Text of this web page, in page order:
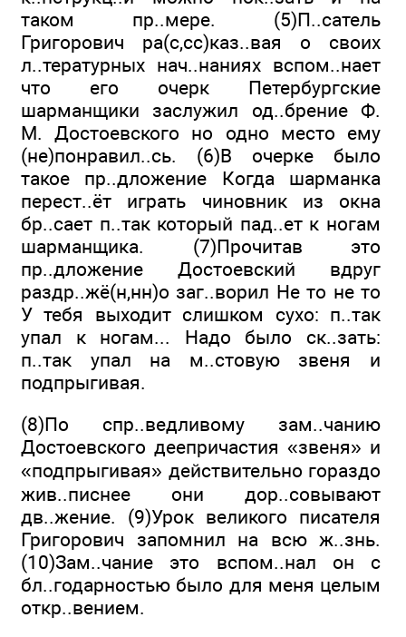
таком пр..мере. (5)П..сатель
Григорович ра(с,сс)каз..вая о своих
л..тературных нач..наниях вспом..нает
что его очерк Пе­тербургские
шарманщики заслужил од..брение Ф.
М. Дос­тоевского но одно место ему
(не)понравил..сь. (6)В очерке было
такое пр..дложение Когда шарманка
перест..ёт играть чиновник из окна
бр..сает п..так который пад..ет к ногам
шарманщика. (7)Прочитав это
пр..дложение Достоевский вдруг
раздр..жё(н,нн)о заг..ворил Не то не то
У тебя выхо­дит слишком сухо: п..так
упал к ногам... Надо было ск..зать:
п..так упал на м..стовую звеня и
подпрыгивая.
(8)По спр..ведливому зам..чанию
Достоевского деепри­частия «звеня» и
«подпрыгивая» действительно гораздо
жив..писнее они дор..совывают
дв..жение. (9)Урок велико­го писателя
Григорович запомнил на всю ж..знь.
(10)Зам..чание это вспом..нал он с
бл..годарностью было для меня целым
откр..вением.